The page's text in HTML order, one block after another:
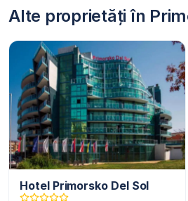
Alte proprietăți în
Hotel Primorsko Del Sol